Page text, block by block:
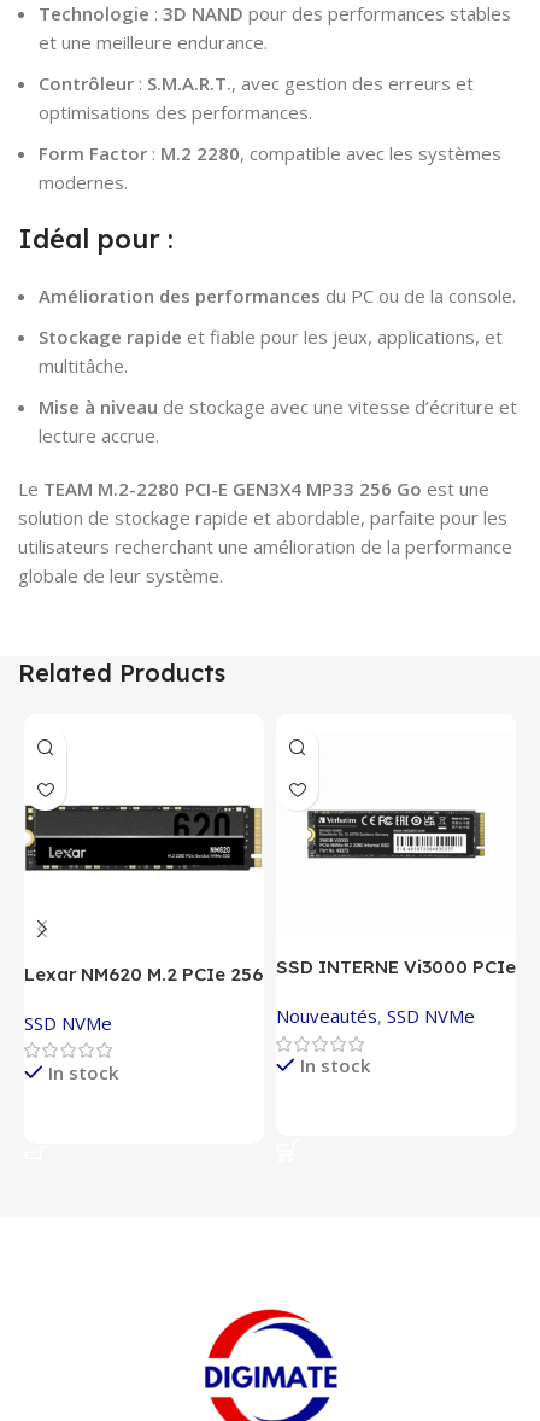
Technologie : 3D NAND pour des performances stables
et une meilleure endurance.
Contrôleur : S.M.A.R.T., avec gestion des erreurs et
optimisations des performances.
Form Factor : M.2 2280, compatible avec les systèmes
modernes.
Idéal pour :
Amélioration des performances du PC ou de la console.
Stockage rapide et fiable pour les jeux, applications, et
multitâche.
Mise à niveau de stockage avec une vitesse d’écriture et
lecture accrue.
Le TEAM M.2-2280 PCI-E GEN3X4 MP33 256 Go est une
solution de stockage rapide et abordable, parfaite pour les
utilisateurs recherchant une amélioration de la performance
globale de leur système.
Related Products
Lexar NM620 M.2 PCIe 256
SSD NVMe
In stock
SSD INTERNE Vi3000 PCIe
256GO
Nouveautés, SSD NVMe
In stock